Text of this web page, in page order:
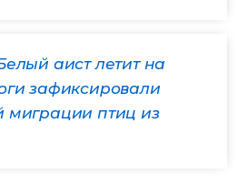
аист летит на
зафиксировали
миграции птиц из